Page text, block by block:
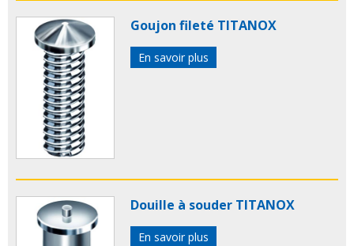
Goujon fileté TITANOX
En savoir plus
Douille à souder TITANOX
En savoir plus